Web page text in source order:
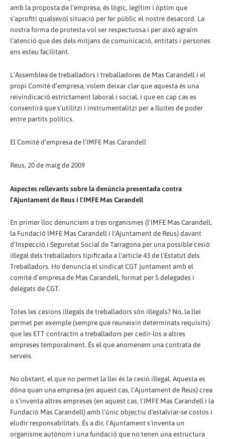
amb la proposta de l’empresa, és lògic, legítim i òptim que
s’aprofiti qualsevol situació per fer públic el nostre desacord. La
nostra forma de protesta vol ser respectuosa i per això agraïm
l’atenció que des dels mitjans de comunicació, entitats i persones
ens esteu facilitant.
L’Assemblea de treballadors i treballadores de Mas Carandell i el
propi Comitè d’empresa, volem deixar clar que aquesta és una
reivindicació estrictament laboral i social, i que en cap cas es
consentirà que s’utilitzi i instrumentalitzi per a lluites de poder
entre partits polítics.
El Comitè d’empresa de l’IMFE Mas Carandell
Reus, 20 de maig de 2009
Aspectes rellevants sobre la denúncia presentada contra
l'Ajuntament de Reus i l'IMFE Mas Carandell
En primer lloc denunciem a tres organismes (l'IMFE Mas Carandell,
la Fundació IMFE Mas Carandell i l'Ajuntament de Reus) davant
d'Inspecció i Seguretat Social de Tarragona per una possible cesió
il·legal dels treballadors tipificada a l'article 43 de l'Estatut dels
Treballadors. Ho denuncia el sindicat CGT juntament amb el
comité d’empresa de Mas Carandell, format per 5 delegades i
delegats de CGT.
Totes les cesions il·legals de treballadors són il·legals? No, la llei
permet per exemple (sempre que reuneixin determinats requisits)
que les ETT contractin a treballadors per cedir-los a altres
empreses temporalment. És el que anomenem una contrata de
serveis.
No obstant, el que no permet la llei és la cesió il·legal. Aquesta es
dóna quan una empresa (en aquest cas, l'Ajuntament de Reus) crea
o s'inventa altres empreses (en aquest cas, l'IMFE Mas Carandell i la
Fundació Mas Carandell) amb l'únic objectiu d'estalviar-se costos i
eludir responsabilitats. És a dir, l'Ajuntament s'inventa un
organisme autònom i una fundació que no tenen una estructura